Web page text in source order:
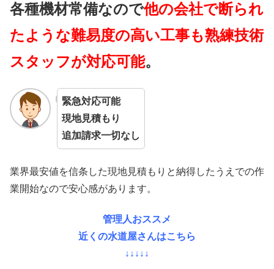
各種機材常備なので他の会社で断られ
たような難易度の高い工事も熟練技術
スタッフが対応可能。
緊急対応可能
現地見積もり
追加請求一切なし
業界最安値を信条した現地見積もりと納得したうえでの作
業開始なので安心感があります。
管理人おススメ
近くの水道屋さんはこちら
↓↓↓↓↓